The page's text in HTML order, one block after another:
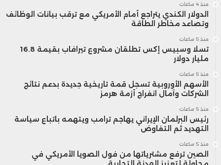
منذ 4 ساعات
الدولار الكندي يتراجع أمام الأمريكي مع ترقب بيانات الوظائف
وتصاعد مخاطر الطاقة
منذ 5 ساعات
تسلا وسبيس إكس تطلقان مشروع تيرافاب بقيمة 16.8
مليار دولار
منذ 5 ساعات
الأسهم الأوروبية تسجل قمة تاريخية جديدة بدعم نتائج
الشركات وآمال انفراج أزمة هرمز
منذ 5 ساعات
رئيس البرلمان الإيراني يهاجم ترامب ويتهمه باتباع سياسة
التهديد ثم التفاوض
منذ 5 ساعات
الصين ترفع مشترياتها من فول الصويا الأمريكي في